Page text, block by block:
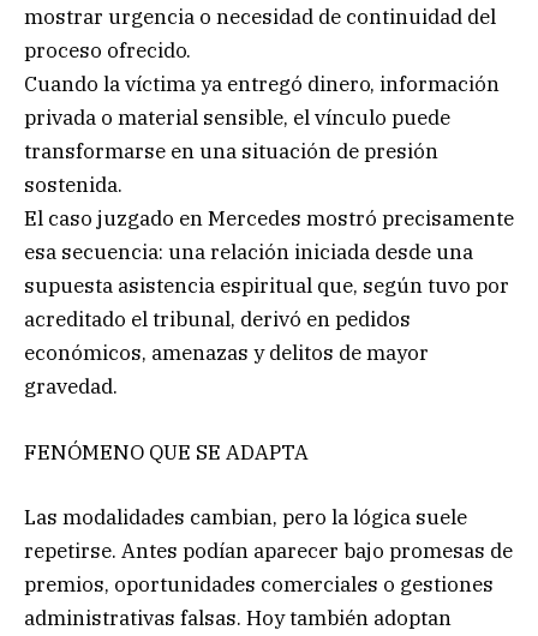
mostrar urgencia o necesidad de continuidad del
proceso ofrecido.
Cuando la víctima ya entregó dinero, información
privada o material sensible, el vínculo puede
transformarse en una situación de presión
sostenida.
El caso juzgado en Mercedes mostró precisamente
esa secuencia: una relación iniciada desde una
supuesta asistencia espiritual que, según tuvo por
acreditado el tribunal, derivó en pedidos
económicos, amenazas y delitos de mayor
gravedad.
FENÓMENO QUE SE ADAPTA
Las modalidades cambian, pero la lógica suele
repetirse. Antes podían aparecer bajo promesas de
premios, oportunidades comerciales o gestiones
administrativas falsas. Hoy también adoptan